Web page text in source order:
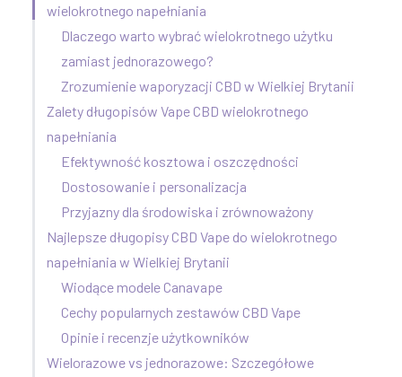
wielokrotnego napełniania
Dlaczego warto wybrać wielokrotnego użytku
zamiast jednorazowego?
Zrozumienie waporyzacji CBD w Wielkiej Brytanii
Zalety długopisów Vape CBD wielokrotnego
napełniania
Efektywność kosztowa i oszczędności
Dostosowanie i personalizacja
Przyjazny dla środowiska i zrównoważony
Najlepsze długopisy CBD Vape do wielokrotnego
napełniania w Wielkiej Brytanii
Wiodące modele Canavape
Cechy popularnych zestawów CBD Vape
Opinie i recenzje użytkowników
Wielorazowe vs jednorazowe: Szczegółowe